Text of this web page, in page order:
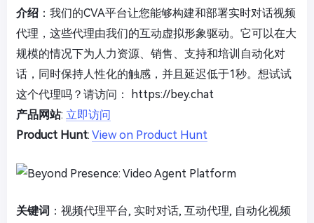
介绍 ：我们的CVA平台让您能够构建和部署实时对话视频
代理，这些代理由我们的互动虚拟形象驱动。它可以在大
规模的情况下为人力资源、销售、支持和培训自动化对
话，同时保持人性化的触感，并且延迟低于1秒。想试试
这个代理吗？请访问： https://bey.chat
产品网站: 立即访问
Product Hunt: View on Product Hunt
关键词 ：视频代理平台, 实时对话, 互动代理, 自动化视频